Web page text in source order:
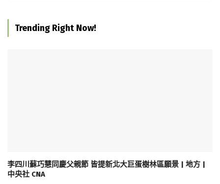
Trending Right Now!
李四川蘇巧慧同慶父親節 皆提新北大巨蛋樹林區願景 | 地方 |
中央社 CNA